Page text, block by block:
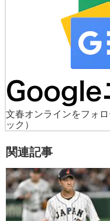
文春オンラインをフォ
ック）
関連記事